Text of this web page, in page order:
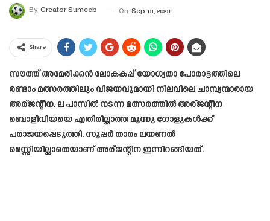
By Creator Sumeeb On Sep 13, 2023
Share
സൗത്ത് അമേരിക്കൻ ലോകകപ്പ് യോഗ്യതാ പോരാട്ടത്തിലെ
രണ്ടാം മത്സരത്തിലും വിജയവുമായി നിലവിലെ ചാമ്പ്യന്മാരായ
അര്ജന്റീന. ല പാസിൽ നടന്ന മത്സരത്തിൽ അര്ജന്റീന
ബൊളീവിയയെ എതിരില്ലാത്ത മൂന്നു ഗോളുകൾക്ക്
പരാജയപ്പെടുത്തി. സൂപ്പർ താരം ലയണൽ
മെസ്സിയില്ലാതെയാണ് അര്ജന്റീന ഇന്നിറങ്ങിയത്.